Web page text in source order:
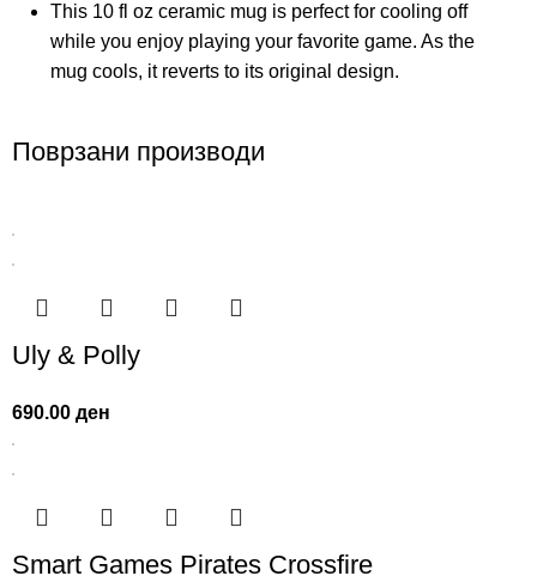
This 10 fl oz ceramic mug is perfect for cooling off
while you enjoy playing your favorite game. As the
mug cools, it reverts to its original design.
Поврзани производи
Uly & Polly
690.00ден
Smart Games Pirates Crossfire